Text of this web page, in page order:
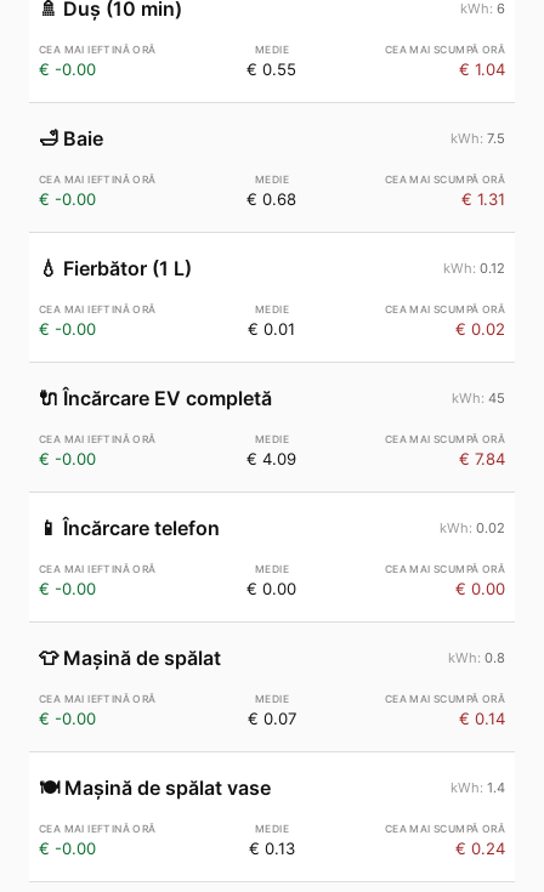
🚿 Duș (10 min) 6
€ -0.00 € 0.55 € 1.04
🛁 Baie 7.5
€ -0.00 € 0.68 € 1.31
💧 Fierbător (1 L) 0.12
€ -0.00 € 0.01 € 0.02
🔌 Încărcare EV completă 45
€ -0.00 € 4.09 € 7.84
📱 Încărcare telefon 0.02
€ -0.00 € 0.00 € 0.00
👕 Mașină de spălat 0.8
€ -0.00 € 0.07 € 0.14
🍽️ Mașină de spălat vase 1.4
€ -0.00 € 0.13 € 0.24